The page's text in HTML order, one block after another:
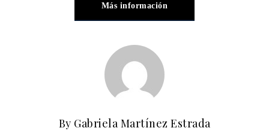
Más información
By Gabriela Martínez Estrada